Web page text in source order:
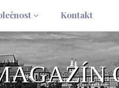
Kontakt